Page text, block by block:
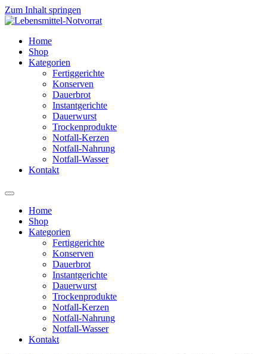
Zum Inhalt springen
Home
Shop
Kategorien
Fertiggerichte
Konserven
Dauerbrot
Instantgerichte
Dauerwurst
Trockenprodukte
Notfall-Kerzen
Notfall-Nahrung
Notfall-Wasser
Kontakt
Home
Shop
Kategorien
Fertiggerichte
Konserven
Dauerbrot
Instantgerichte
Dauerwurst
Trockenprodukte
Notfall-Kerzen
Notfall-Nahrung
Notfall-Wasser
Kontakt